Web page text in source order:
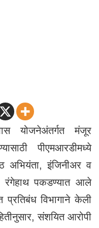
योजनेअंतर्गत मंजूर
पीएमआरडीमध्ये
अभियंता, इंजिनीअर व
रंगेहाथ पकडण्यात आले
विभागाने केली
संशयित आरोपी